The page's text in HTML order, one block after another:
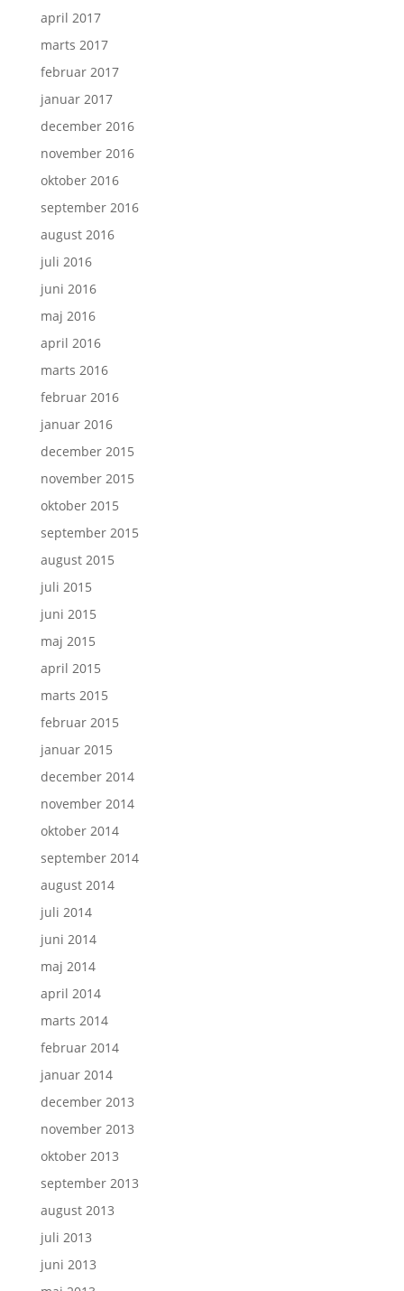
april 2017
marts 2017
februar 2017
januar 2017
december 2016
november 2016
oktober 2016
september 2016
august 2016
juli 2016
juni 2016
maj 2016
april 2016
marts 2016
februar 2016
januar 2016
december 2015
november 2015
oktober 2015
september 2015
august 2015
juli 2015
juni 2015
maj 2015
april 2015
marts 2015
februar 2015
januar 2015
december 2014
november 2014
oktober 2014
september 2014
august 2014
juli 2014
juni 2014
maj 2014
april 2014
marts 2014
februar 2014
januar 2014
december 2013
november 2013
oktober 2013
september 2013
august 2013
juli 2013
juni 2013